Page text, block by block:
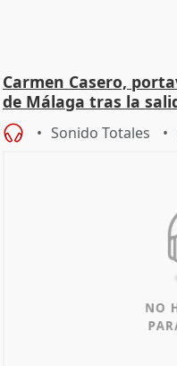
Carmen Casero,
de Málaga tras la
Sonido Totales